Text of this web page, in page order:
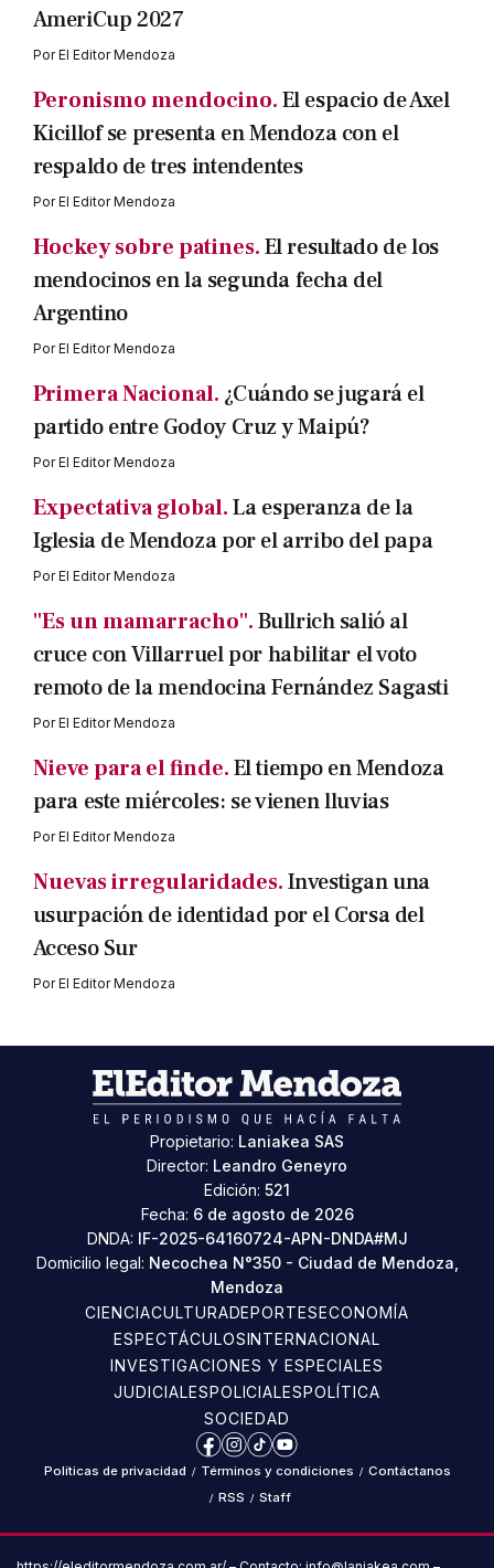
AmeriCup 2027
PorEl Editor Mendoza
Peronismo mendocino.El espacio de Axel
Kicillof se presenta en Mendoza con el
respaldo de tres intendentes
PorEl Editor Mendoza
Hockey sobre patines.El resultado de los
mendocinos en la segunda fecha del
Argentino
PorEl Editor Mendoza
Primera Nacional. ¿Cuándo se jugará el
partido entre Godoy Cruz y Maipú?
PorEl Editor Mendoza
Expectativa global.La esperanza de la
Iglesia de Mendoza por el arribo del papa
PorEl Editor Mendoza
"Es un mamarracho".Bullrich salió al
cruce con Villarruel por habilitar el voto
remoto de la mendocina Fernández Sagasti
PorEl Editor Mendoza
Nieve para el finde.El tiempo en Mendoza
para este miércoles: se vienen lluvias
PorEl Editor Mendoza
Nuevas irregularidades.Investigan una
usurpación de identidad por el Corsa del
Acceso Sur
PorEl Editor Mendoza
Propietario: Laniakea SAS
Director: Leandro Geneyro
Edición: 521
Fecha: 6 de agosto de 2026
DNDA: IF-2025-64160724-APN-DNDA#MJ
Domicilio legal: Necochea N°350 - Ciudad de Mendoza,
Mendoza
CIENCIACULTURADEPORTESECONOMÍA
ESPECTÁCULOSINTERNACIONAL
INVESTIGACIONES Y ESPECIALES
JUDICIALESPOLICIALESPOLÍTICA
SOCIEDAD
Facebook
Instagram
TikTokYouTube
Políticas de privacidad / Términos y condiciones / Contáctanos
/ RSS / Staff